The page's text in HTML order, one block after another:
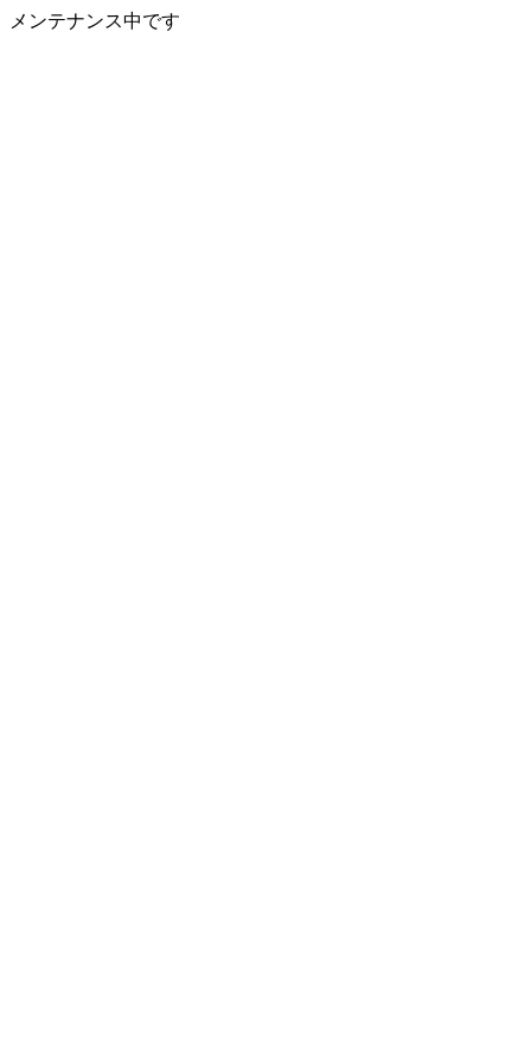
メンテナンス中です